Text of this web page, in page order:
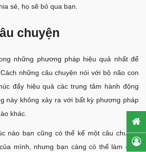
sẻ, họ sẽ bỏ qua bạn.
chuyện
những phương pháp hiệu quả nhất để
những câu chuyện nói với bộ não con
đẩy hiệu quả các trung tâm hành động
này không xảy ra với bất kỳ phương pháp
khác.
nào bạn cũng có thể kể một câu chuyện
mình, nhưng bạn càng có thể làm điều